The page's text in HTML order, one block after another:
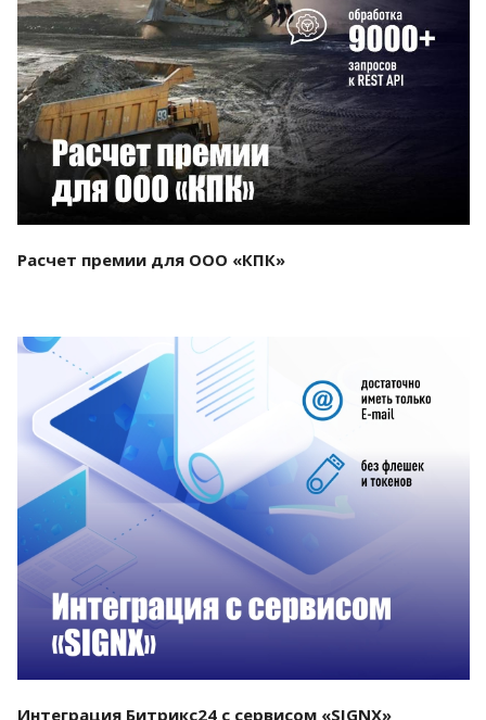
Смотреть проект
Расчет премии для ООО «КПК»
Смотреть проект
Интеграция Битрикс24 с сервисом «SIGNX»